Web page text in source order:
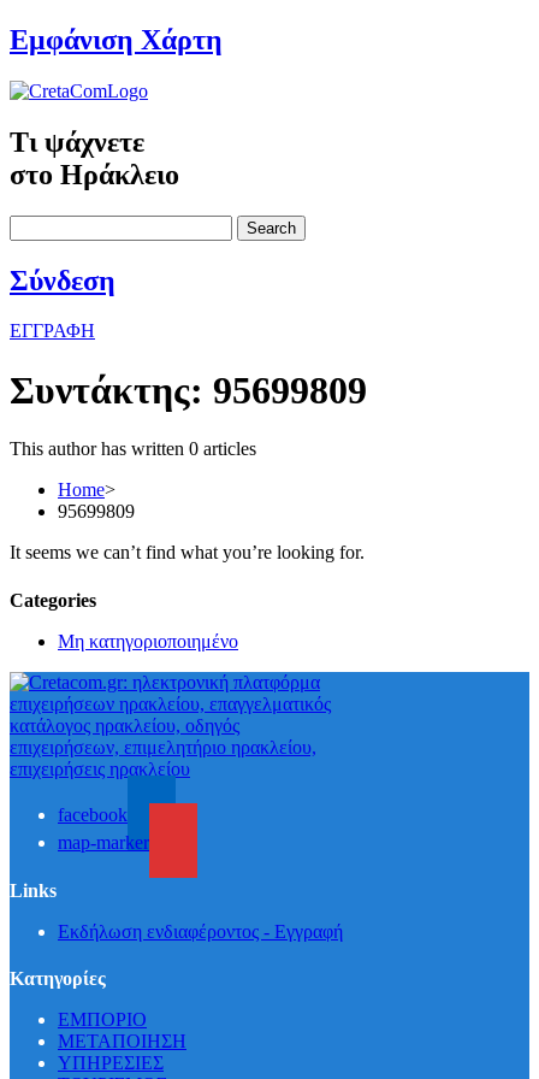
Εμφάνιση Χάρτη
Τι ψάχνετε
στο Ηράκλειο
Search
Σύνδεση
ΕΓΓΡΑΦΗ
Συντάκτης: 95699809
This author has written 0 articles
Home>
95699809
It seems we can’t find what you’re looking for.
Categories
Μη κατηγοριοποιημένο
facebook
map-marker
Links
Εκδήλωση ενδιαφέροντος - Εγγραφή
Κατηγορίες
ΕΜΠΟΡΙΟ
ΜΕΤΑΠΟΙΗΣΗ
ΥΠΗΡΕΣΙΕΣ